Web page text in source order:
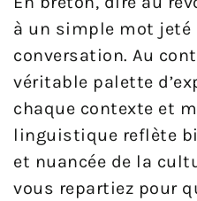
à un simple mot jeté
conversation. Au
véritable palette
chaque contexte et
linguistique reflète
et nuancée de la
vous repartiez pour